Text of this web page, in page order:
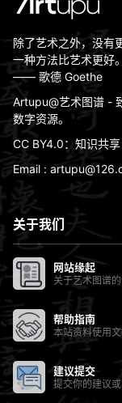
除了艺术之外，没有
一种方法比艺术更好。
—— 歌德 Goethe
Artupu@艺术图谱 -
数字资源。
CC BY4.0：知识共
Email :
关于我们
网站缘起
关于艺术图谱
帮助指南
本站资料使用
建议提交
提交你的建议